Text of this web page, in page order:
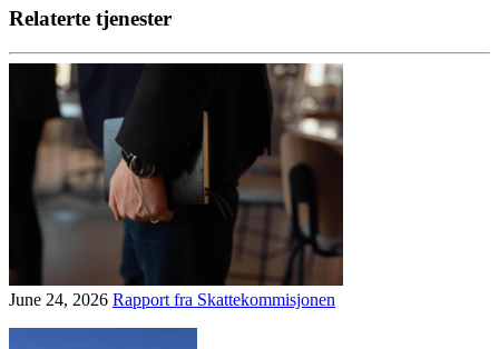
Relaterte tjenester
June 24, 2026 Rapport fra Skattekommisjonen